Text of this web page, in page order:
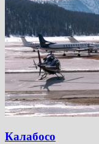
Калабосо